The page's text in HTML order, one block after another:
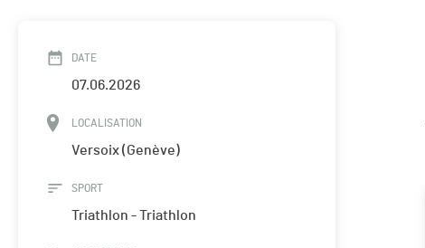
DATE
07.06.2026
LOCALISATION
Versoix (Genève)
SPORT
Triathlon - Triathlon